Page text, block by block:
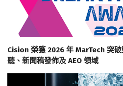
Cision 榮獲 2026 年 MarTech 突
聽、新聞稿發佈及 AEO 領域